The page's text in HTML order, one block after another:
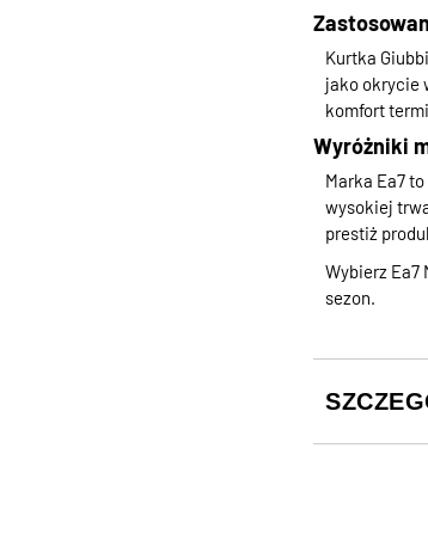
Kurtka
jako okrycie
komfort
Wyróżniki
Marka Ea7
wysokiej
prestiż
Wybierz Ea7
sezon.